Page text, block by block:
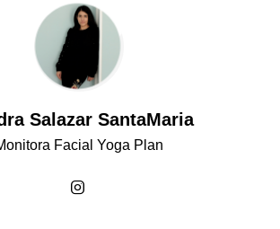
Salazar SantaMaria
Facial Yoga Plan